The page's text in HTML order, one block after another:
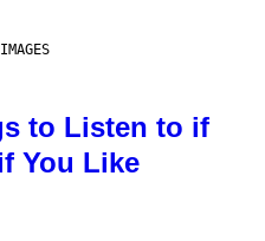
to Listen to if
You Like